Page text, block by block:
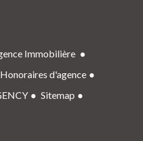
Immobilière
Honoraires d'agence
Sitemap